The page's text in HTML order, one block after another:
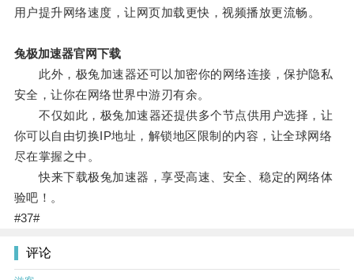
用户提升网络速度，让网页加载更快，视频播放更流畅。
兔极加速器官网下载
此外，极兔加速器还可以加密你的网络连接，保护隐私
安全，让你在网络世界中游刃有余。
不仅如此，极兔加速器还提供多个节点供用户选择，让
你可以自由切换IP地址，解锁地区限制的内容，让全球网络
尽在掌握之中。
快来下载极兔加速器，享受高速、安全、稳定的网络体
验吧！。
#37#
评论